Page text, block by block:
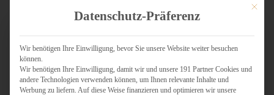
KUCHEN
LOW CARB & GESÜNDER
MY AMERICAN BAKERY
SCHOKOLADIGES
SÜSSES HAUPTGERICHT
Mit
Datenschutz-Präferenz
Wir benötigen Ihre Einwilligung, bevor Sie unsere Website weiter besuchen
können.
Wir benötigen Ihre Einwilligung, damit wir und unsere 191 Partner Cookies und
andere Technologien verwenden können, um Ihnen relevante Inhalte und
Werbung zu liefern. Auf diese Weise finanzieren und optimieren wir unsere